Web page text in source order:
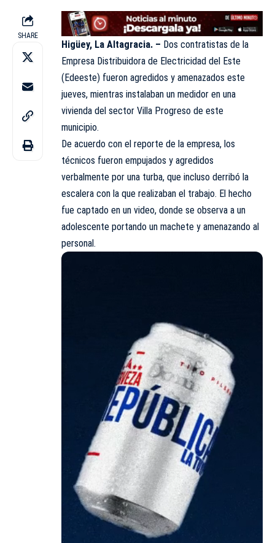
SHARE
Higüey, La Altagracia. – Dos contratistas de la
Empresa Distribuidora de Electricidad del Este
(Edeeste) fueron agredidos y amenazados este
jueves, mientras instalaban un medidor en una
vivienda del sector Villa Progreso de este
municipio.
De acuerdo con el reporte de la empresa, los
técnicos fueron empujados y agredidos
verbalmente por una turba, que incluso derribó la
escalera con la que realizaban el trabajo. El hecho
fue captado en un video, donde se observa a un
adolescente portando un machete y amenazando al
personal.